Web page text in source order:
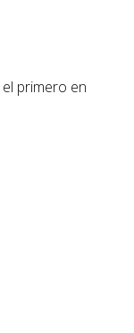
primero en